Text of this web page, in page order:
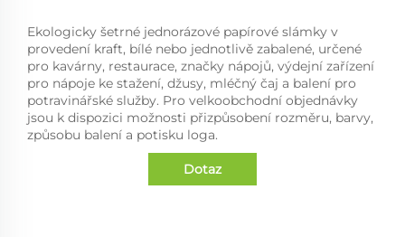
Ekologicky šetrné jednorázové papírové slámky v
provedení kraft, bílé nebo jednotlivě zabalené, určené
pro kavárny, restaurace, značky nápojů, výdejní zařízení
pro nápoje ke stažení, džusy, mléčný čaj a balení pro
potravinářské služby. Pro velkoobchodní objednávky
jsou k dispozici možnosti přizpůsobení rozměru, barvy,
způsobu balení a potisku loga.
Dotaz